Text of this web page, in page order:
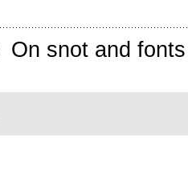
On snot and fonts